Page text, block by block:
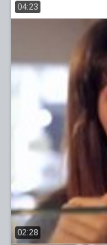
04:23
02:28